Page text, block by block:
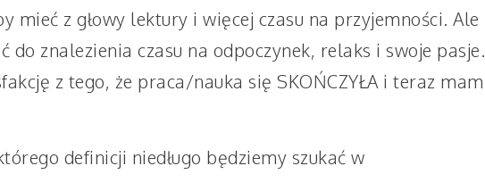
mieć z głowy lektury i więcej czasu na przyjemności. Ale
do znalezienia czasu na odpoczynek, relaks i swoje pasje.
z tego, że praca/nauka się SKOŃCZYŁA i teraz mam
definicji niedługo będziemy szukać w